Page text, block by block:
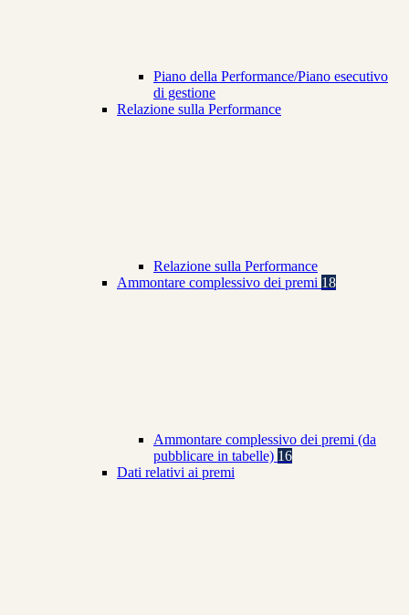
Piano della Performance/Piano esecutivo
di gestione
Relazione sulla Performance
Relazione sulla Performance
Ammontare complessivo dei premi 18
Ammontare complessivo dei premi (da
pubblicare in tabelle) 16
Dati relativi ai premi